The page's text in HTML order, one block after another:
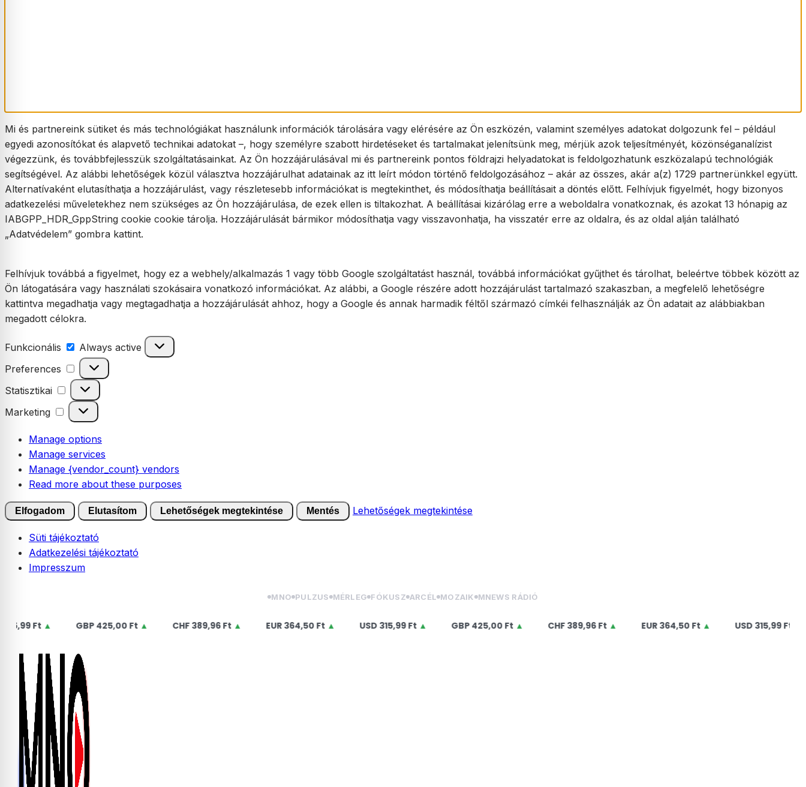
Mi és partnereink sütiket és más technológiákat használunk információk tárolására vagy elérésére az Ön eszközén, valamint személyes adatokat dolgozunk fel – például
egyedi azonosítókat és alapvető technikai adatokat –, hogy személyre szabott hirdetéseket és tartalmakat jelenítsünk meg, mérjük azok teljesítményét, közönséganalízist
végezzünk, és továbbfejlesszük szolgáltatásainkat. Az Ön hozzájárulásával mi és partnereink pontos földrajzi helyadatokat is feldolgozhatunk eszközalapú technológiák
segítségével. Az alábbi lehetőségek közül választva hozzájárulhat adatainak az itt leírt módon történő feldolgozásához – akár az összes, akár a(z) 1729 partnerünkkel együtt.
Alternatívaként elutasíthatja a hozzájárulást, vagy részletesebb információkat is megtekinthet, és módosíthatja beállításait a döntés előtt. Felhívjuk figyelmét, hogy bizonyos
adatkezelési műveletekhez nem szükséges az Ön hozzájárulása, de ezek ellen is tiltakozhat. A beállításai kizárólag erre a weboldalra vonatkoznak, és azokat 13 hónapig az
IABGPP_HDR_GppString cookie cookie tárolja. Hozzájárulását bármikor módosíthatja vagy visszavonhatja, ha visszatér erre az oldalra, és az oldal alján található
„Adatvédelem” gombra kattint.
Felhívjuk továbbá a figyelmet, hogy ez a webhely/alkalmazás 1 vagy több Google szolgáltatást használ, továbbá információkat gyűjthet és tárolhat, beleértve többek között az
Ön látogatására vagy használati szokásaira vonatkozó információkat. Az alábbi, a Google részére adott hozzájárulást tartalmazó szakaszban, a megfelelő lehetőségre
kattintva megadhatja vagy megtagadhatja a hozzájárulását ahhoz, hogy a Google és annak harmadik féltől származó címkéi felhasználják az Ön adatait az alábbiakban
megadott célokra.
Funkcionális Funkcionális
Always active
Preferences
Preferences
Statisztikai Statisztikai
Marketing Marketing
Manage options
Manage services
Manage {vendor_count} vendors
Read more about these purposes
Elfogadom Elutasítom Lehetőségek megtekintése Mentés Lehetőségek megtekintése
Süti tájékoztató
Adatkezelési tájékoztató
Impresszum
content
MNO PULZUS MÉRLEG FÓKUSZ ARCÉL MOZAIK MNEWS RÁDIÓ
Ft▲ GBP425,00 Ft▲ 389,96 Ft▲ 364,50 Ft▲ USD315,99 Ft▲ GBP425,00 Ft▲ 389,96 Ft▲ 364,50 Ft▲ USD315,99 Ft▲